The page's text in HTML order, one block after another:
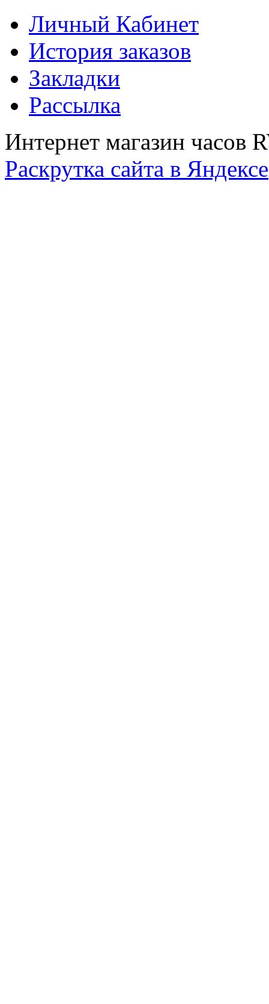
Личный Кабинет
История заказов
Закладки
Рассылка
Интернет магазин часов
Раскрутка сайта в Яндексе